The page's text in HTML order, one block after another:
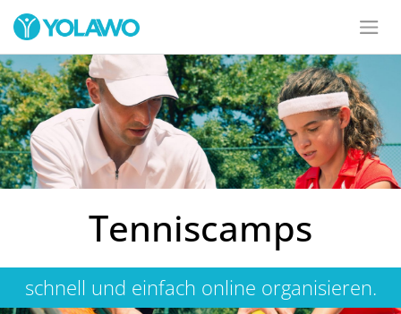
Tenniscamps
schnell und einfach online organisieren.